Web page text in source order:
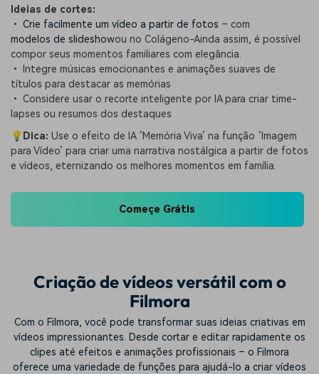
Ideias de cortes:
• Crie facilmente um vídeo a partir de fotos – com
modelos de slideshowou no Colágeno-Ainda assim, é possível
compor seus momentos familiares com elegância.
• Integre músicas emocionantes e animações suaves de
títulos para destacar as memórias
• Considere usar o recorte inteligente por IA para criar time-
lapses ou resumos dos destaques
💡 Dica: Use o efeito de IA ‘Memória Viva’ na função ‘Imagem
para Vídeo’ para criar uma narrativa nostálgica a partir de fotos
e vídeos, eternizando os melhores momentos em família.
Começe Grátis
Criação de vídeos versátil com o
Filmora
Com o Filmora, você pode transformar suas ideias criativas em
vídeos impressionantes. Desde cortar e editar rapidamente os
clipes até efeitos e animações profissionais – o Filmora
oferece uma variedade de funções para ajudá-lo a criar vídeos